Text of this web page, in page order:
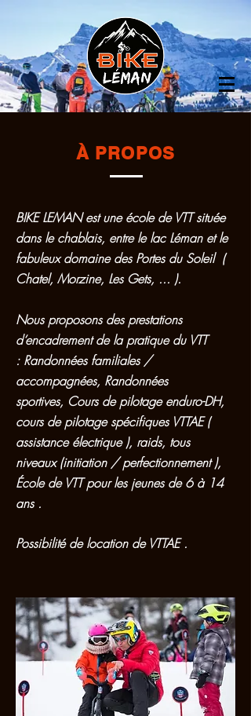
À PROPOS
BIKE LEMAN est une école de VTT située
dans le chablais, entre le lac Léman et le
fabuleux domaine des Portes du Soleil (
Chatel, Morzine, Les Gets, ... ).
Nous proposons des prestations
d‘encadrement de la pratiquedu VTT
: Randonnées familiales /
accompagnées, Randonnées
sportives, Cours de pilotage enduro-DH,
cours de pilotage spécifiques VTTAE (
assistance électrique ), raids, tous
niveaux(initiation / perfectionnement ),
École de VTT pour les jeunes de 6 à 14
ans .
Possibilité de location de VTTAE .